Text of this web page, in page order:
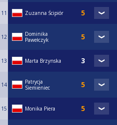
11 Zuzanna Ścipiór
12
Dominika
Pawełczyk
13 Marta Brzynska
14
Patrycja
Siemieniec
15 Monika Piera